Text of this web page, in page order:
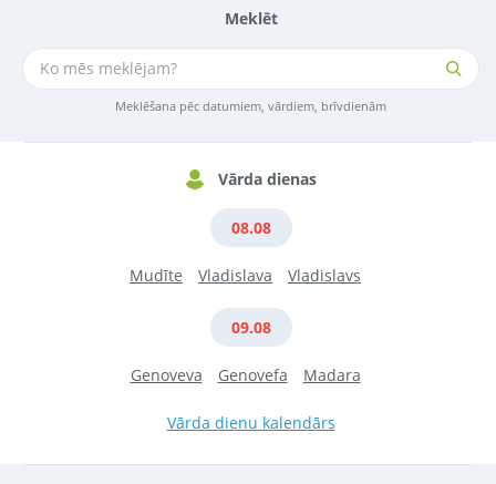
Meklēt
Meklēšana pēc datumiem, vārdiem, brīvdienām
Vārda dienas
08.08
Mudīte Vladislava Vladislavs
09.08
Genoveva Genovefa Madara
Vārda dienu kalendārs